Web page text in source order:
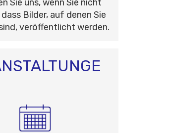
Sie uns, wenn Sie nicht
Bilder, auf denen Sie
veröffentlicht werden.